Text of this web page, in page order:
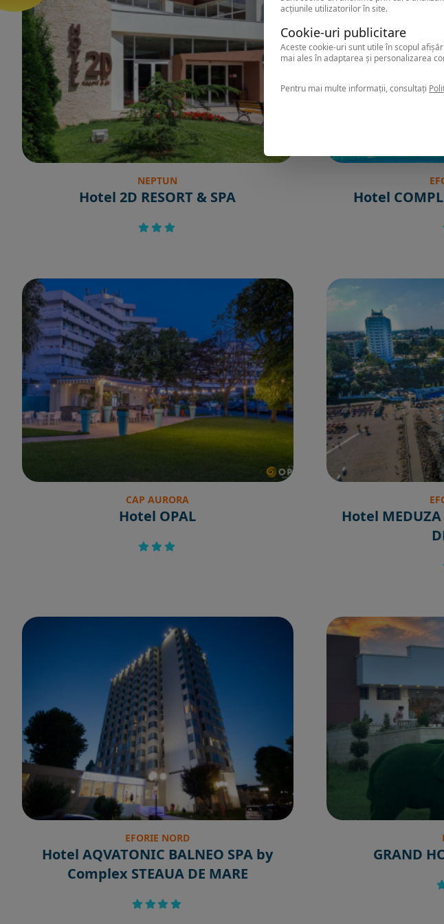
NEPTUN
Hotel 2D RESORT & SPA Hotel
CAP AURORA
Hotel OPAL
Hotel
EFORIE NORD
Hotel AQVATONIC BALNEO SPA by
Complex STEAUA DE MARE
GRAND
acțiunile utilizatorilor în site.
Cookie-uri publicitare
Aceste cookie-uri sunt utile în scopul
mai ales în adaptarea și personalizarea
Pentru mai multe informații, consultați